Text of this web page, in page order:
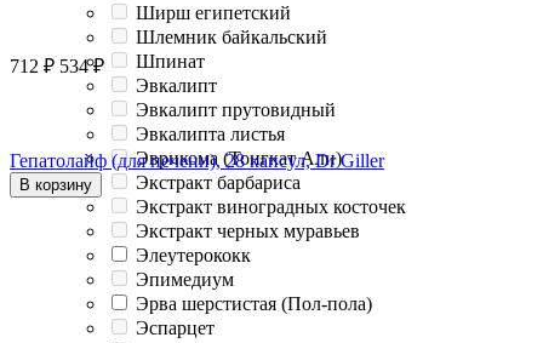
Ширш египетский
Шлемник байкальский
Шпинат
Эвкалипт
Эвкалипт прутовидный
Эвкалипта листья
Эврикома (Тонгкат Али)
Экстракт барбариса
Экстракт виноградных косточек
Экстракт черных муравьев
Элеутерококк
Эпимедиум
Эрва шерстистая (Пол-пола)
Эспарцет
712 ₽ 534 ₽
Гепатолайф (для печени), 28 капсул, Dr Giller
В корзину